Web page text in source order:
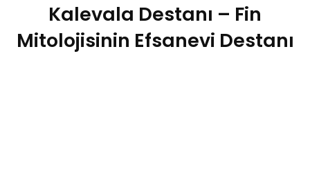
Kalevala Destanı – Fin
Mitolojisinin Efsanevi Destanı